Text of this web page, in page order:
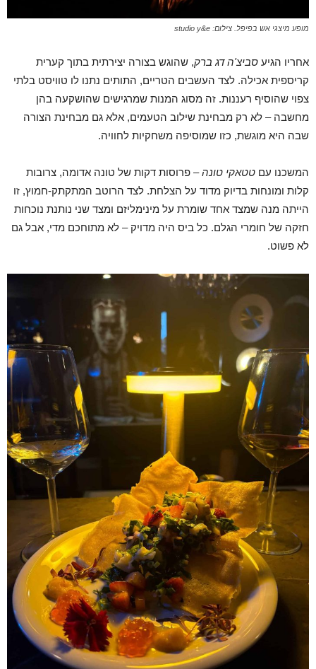
מופע מיצגי אש בפיפל. צילום: studio y&e
אחריו הגיע סביצ'ה דג ברק, שהוגש בצורה יצירתית בתוך קערית
קריספית אכילה. לצד העשבים הטריים, התותים נתנו לו טוויסט בלתי
צפוי שהוסיף רעננות. זה מסוג המנות שמרגישים שהושקעה בהן
מחשבה – לא רק מבחינת שילוב הטעמים, אלא גם מבחינת הצורה
שבה היא מוגשת, כזו שמוסיפה משחקיות לחוויה.
המשכנו עם טטאקי טונה– פרוסות דקות של טונה אדומה, צרובות
קלות ומונחות בדיוק מדוד על הצלחת. לצד הרוטב המתקתק-חמוץ, זו
הייתה מנה שמצד אחד שומרת על מינימליזם ומצד שני נותנת נוכחות
חזקה של חומרי הגלם. כל ביס היה מדויק – לא מתוחכם מדי, אבל גם
לא פשוט.